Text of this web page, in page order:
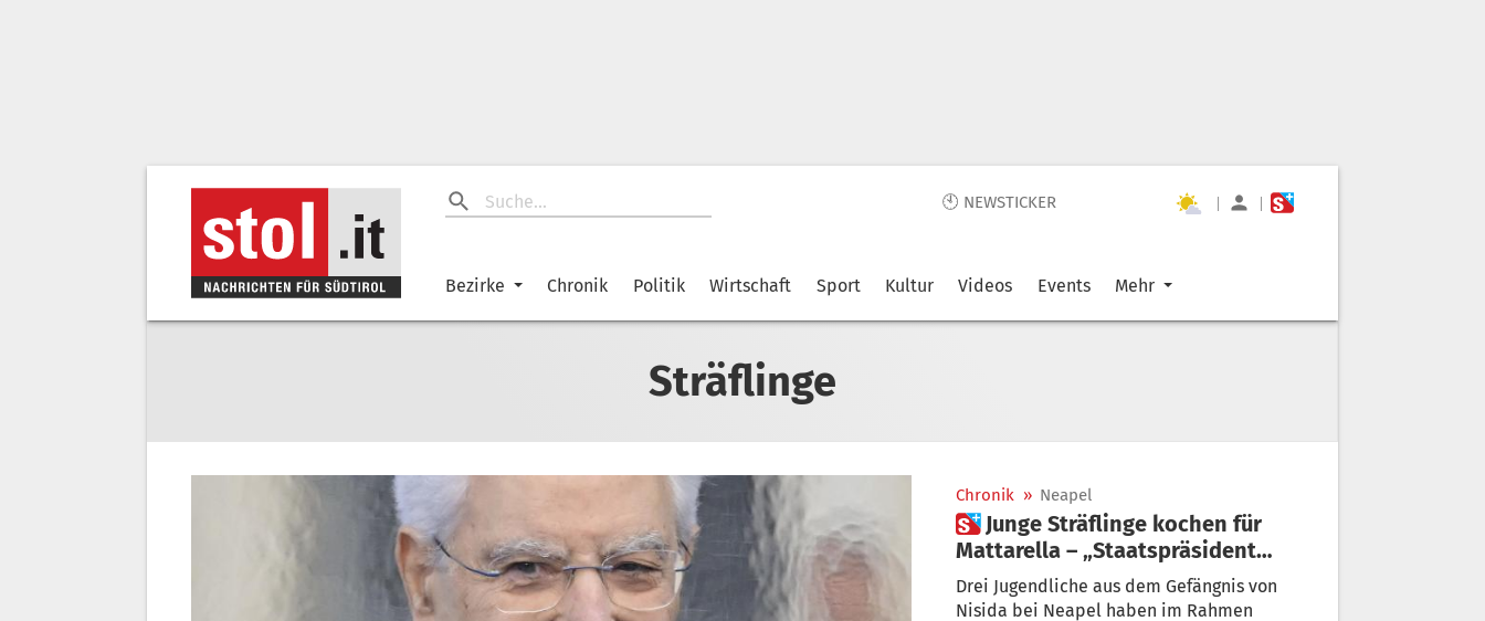
🕙 NEWSTICKER | |
Bezirke Chronik Politik Wirtschaft Sport Kultur Videos Events Mehr
Sträflinge
Chronik » Neapel
 Junge Sträflinge kochen für
Mattarella – „Staatspräsident
hat mich gelobt“
Drei Jugendliche aus dem Gefängnis von
Nisida bei Neapel haben im Rahmen